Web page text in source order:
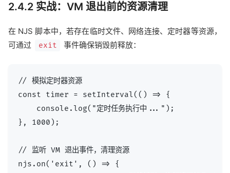
2.4.2 实战：VM 退出前的资源清理
在 NJS 脚本中，若存在临时文件、网络连接、定时器等资源，
可通过
exit 事件确保销毁前释放：
// 模拟定时器资源
const timer = setInterval(() => {
    console.log("定时任务执行中...");
}, 1000);
// 监听 VM 退出事件，清理资源
njs.on('exit', () => {